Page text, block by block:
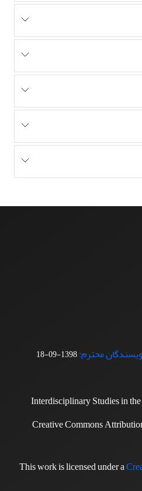
محترم:1398-09-18
Interdisciplinary Studies in
Creative Commons
This work is licensed under a